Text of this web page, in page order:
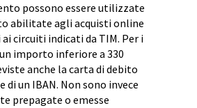
possono essere utilizzate
abilitate agli acquisti online
circuiti indicati da TIM. Per i
importo inferiore a 330
anche la carta di debito
di un IBAN. Non sono invece
prepagate o emesse